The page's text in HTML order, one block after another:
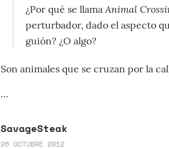
¿Por qué se llama Animal
perturbador, dado el aspecto
guión? ¿O algo?
Son animales que se cruzan por la
…
SavageSteak
26 OCTUBRE 2012